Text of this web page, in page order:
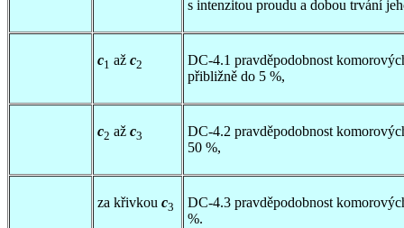
s intenzitou proudu a dobou trvání
c1 až c2
DC-4.1 pravděpodobnost
přibližně do 5 %,
c2 až c3
DC-4.2 pravděpodobnost
50 %,
za křivkou c3
DC-4.3 pravděpodobnost
%.